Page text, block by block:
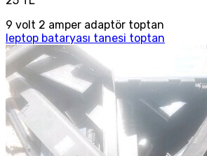
9 volt 2 amper adaptör toptan
leptop bataryası tanesi toptan